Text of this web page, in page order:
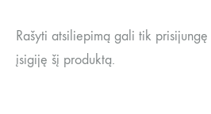
Rašyti atsiliepimą gali tik
įsigiję šį produktą.